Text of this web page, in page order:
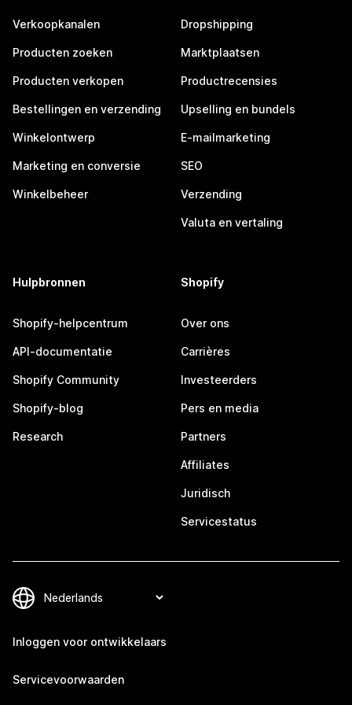
Verkoopkanalen
Producten zoeken
Producten verkopen
Bestellingen en verzending
Winkelontwerp
Marketing en conversie
Winkelbeheer
Dropshipping
Marktplaatsen
Productrecensies
Upselling en bundels
E-mailmarketing
SEO
Verzending
Valuta en vertaling
Hulpbronnen
Shopify-helpcentrum
API-documentatie
Shopify Community
Shopify-blog
Research
Shopify
Over ons
Carrières
Investeerders
Pers en media
Partners
Affiliates
Juridisch
Servicestatus
Inloggen voor ontwikkelaars
Servicevoorwaarden